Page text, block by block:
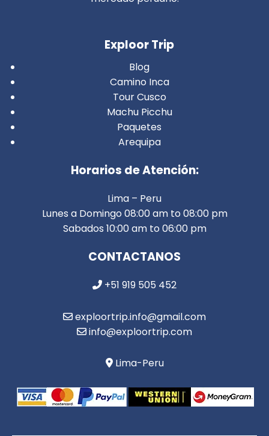
Exploor Trip
Blog
Camino Inca
Tour Cusco
Machu Picchu
Paquetes
Arequipa
Horarios de Atención:
Lima – Peru
Lunes a Domingo 08:00 am to 08:00 pm
Sabados 10:00 am to 06:00 pm
CONTACTANOS
+51 919 505 452
exploortrip.info@gmail.com
info@exploortrip.com
Lima-Peru